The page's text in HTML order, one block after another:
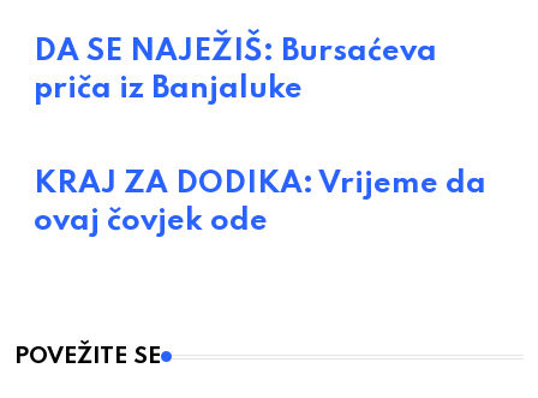
DA SE NAJEŽIŠ: Bursaćeva
priča iz Banjaluke
KRAJ ZA DODIKA: Vrijeme da
ovaj čovjek ode
POVEŽITE SE